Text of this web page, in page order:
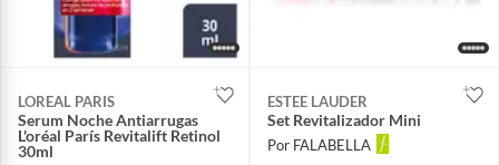
LOREAL PARIS
Serum Noche Antiarrugas
L'oréal París Revitalift Retinol
30ml
ESTEE LAUDER
Set Revitalizador Mini
Por FALABELLA